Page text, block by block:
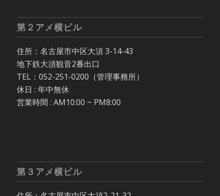
第２アメ横ビル
住所：名古屋市中区大須 3-14-43
地下鉄大須観音2番出口
TEL：052-251-0200（管理事務所）
休日 : 年中無休
営業時間 : AM10:00 ~ PM8:00
第３アメ横ビル